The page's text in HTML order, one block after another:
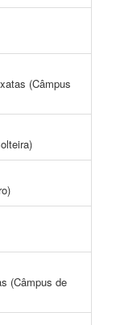
(Câmpus
(Câmpus de